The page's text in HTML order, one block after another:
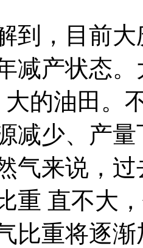
，目前大
减产状态
的油田。
减少、产
来说，过
重 直不大
比重将逐渐